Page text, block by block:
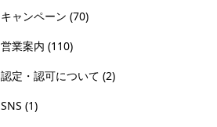
キャンペーン (70)
営業案内 (110)
認定・認可について (2)
SNS (1)